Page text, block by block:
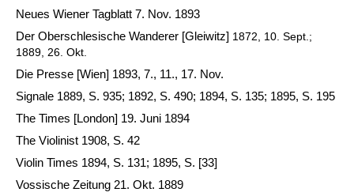
Neues Wiener Tagblatt 7. Nov. 1893
Der Oberschlesische Wanderer [Gleiwitz] 1872, 10. Sept.;
1889, 26. Okt.
Die Presse [Wien] 1893, 7., 11., 17. Nov.
Signale 1889, S. 935; 1892, S. 490; 1894, S. 135; 1895, S. 195
The Times [London] 19. Juni 1894
The Violinist 1908, S. 42
Violin Times 1894, S. 131; 1895, S. [33]
Vossische Zeitung 21. Okt. 1889